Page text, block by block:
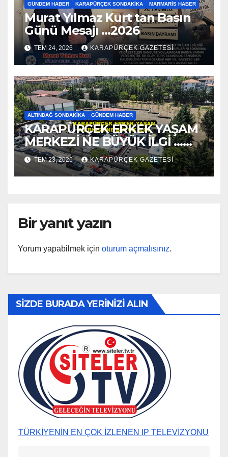
GÜNDEM HABER
KARAPÜRÇEK SONDAKIKA MARMARIS HABER
Murat Yılmaz Kurt tan Basın
Günü Mesajı …2026
TEM 24, 2026 KARAPÜRÇEK GAZETESİ
ALTINDAĞ SONDAKIKA GÜNDEM HABER
KARAPÜRÇEK ERKEK YAŞAM
MERKEZİ NE BÜYÜK İLGİ …
2026
TEM 23, 2026 KARAPÜRÇEK GAZETESİ
Bir yanıt yazın
Yorum yapabilmek için oturum açmalısınız.
SİZDE BURADA YERİNİZİ ALIN
TÜRKİYENİN EN ÇOK İZLENEN IP TELEVİZYONU